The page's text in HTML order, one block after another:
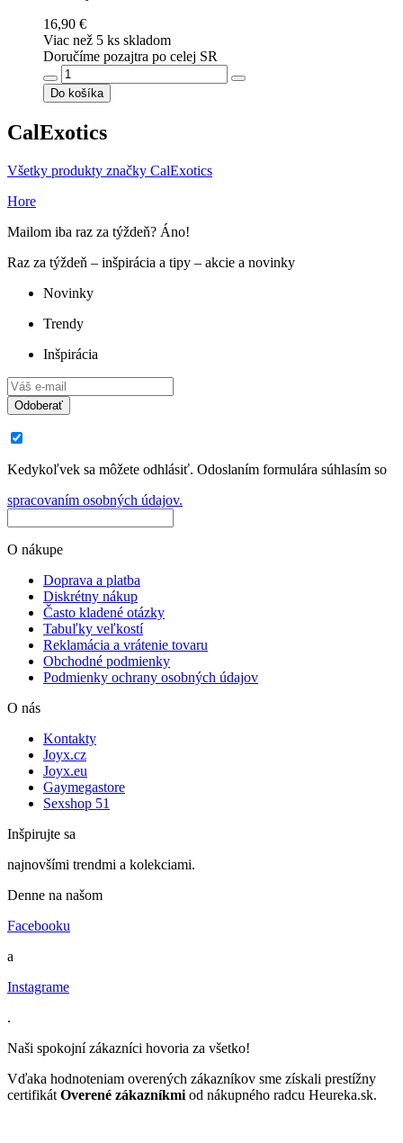
16,90 €
Viac než 5 ks skladom
Doručíme pozajtra po celej SR
Do košíka
CalExotics
Všetky produkty značky CalExotics
Hore
Mailom iba raz za týždeň? Áno!
Raz za týždeň – inšpirácia a tipy – akcie a novinky
Novinky
Trendy
Inšpirácia
Odoberať
Kedykoľvek sa môžete odhlásiť. Odoslaním formulára súhlasím so
spracovaním osobných údajov.
O nákupe
Doprava a platba
Diskrétny nákup
Často kladené otázky
Tabuľky veľkostí
Reklamácia a vrátenie tovaru
Obchodné podmienky
Podmienky ochrany osobných údajov
O nás
Kontakty
Joyx.cz
Joyx.eu
Gaymegastore
Sexshop 51
Inšpirujte sa
najnovšími trendmi a kolekciami.
Denne na našom
Facebooku
a
Instagrame
.
Naši spokojní zákazníci hovoria za všetko!
Vďaka hodnoteniam overených zákazníkov sme získali prestížny
certifikát Overené zákazníkmi od nákupného radcu Heureka.sk.